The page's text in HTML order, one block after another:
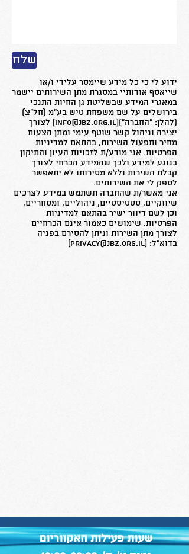
שלח
ידוע לי כי כל מידע שיימסר עלידי ו/או
שייאסף אודותיי במסגרת מתן השירותים יישמר
במאגרי המידע שבשליטת גן החיות התנכי
בירושלים על שם משפחת טיש בע"מ (חל"צ)
(להלן: "החברה")[info@jbz.org.il] לצורך
יצירה וניהול קשר שוטף עימי ומתן הצעות
מחיר ותפעול השירות, בהתאם למדיניות
הפרטיות. אני מודע/ת לזכויות העיון והתיקון
בנוגע למידע ולכך שהמידע הכרחי לצורך
קבלת השירות וללא מסירותו לא יתאפשר
לספק לי את השירותים.
אני מאשר/ת שהחברה תשתמש במידע לצרכים
שיווקיים, סטטיסטיים, ניהוליים, ומסחריים,
וכן לשם דיוור ישיר בהתאם למדיניות
הפרטיות. שימושים כאמור אינם הכרחיים
לצורך מתן השירות וניתן להסירם בפניה
בדוא"ל: [privacy@jbz.org.il]
שעות פעילות האקווריום